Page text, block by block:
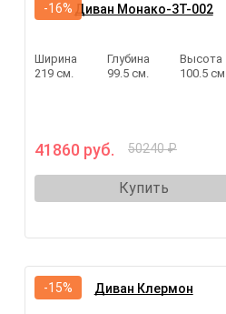
Диван Монако-3Т-002
Ширина
219 см.
Глубина
99.5 см.
Высота
100.5
41860 руб. 50240 ₽
Купить
-16%
Диван Клермон
-15%